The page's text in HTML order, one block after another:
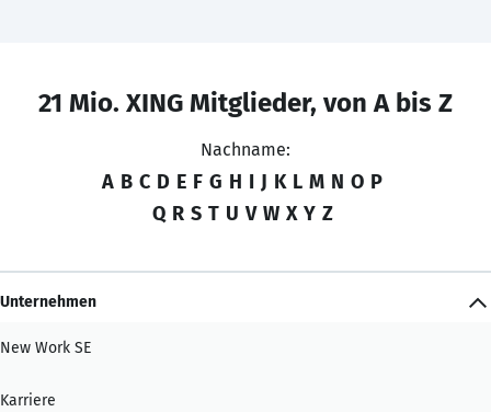
21 Mio. XING Mitglieder, von A bis Z
Nachname:
A B C D E F G H I J K L M N O P
Q R S T U V W X Y Z
Unternehmen
New Work SE
Karriere